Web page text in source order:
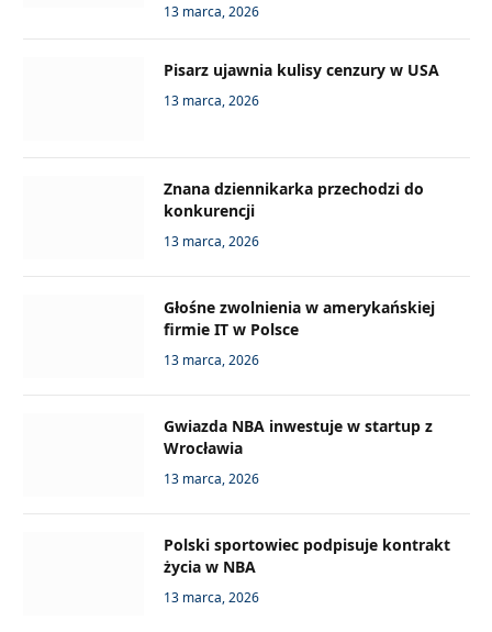
13 marca, 2026
Pisarz ujawnia kulisy cenzury w USA
13 marca, 2026
Znana dziennikarka przechodzi do
konkurencji
13 marca, 2026
Głośne zwolnienia w amerykańskiej
firmie IT w Polsce
13 marca, 2026
Gwiazda NBA inwestuje w startup z
Wrocławia
13 marca, 2026
Polski sportowiec podpisuje kontrakt
życia w NBA
13 marca, 2026